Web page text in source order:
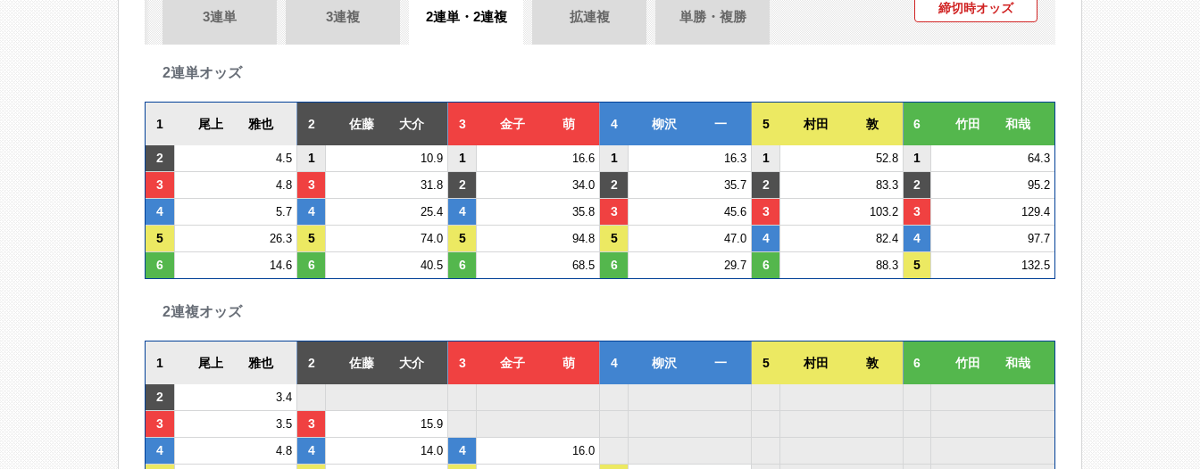
3連単 3連複 2連単・2連複 拡連複 単勝・複勝
締切時オッズ
2連単オッズ
1 尾上 雅也 2 佐藤 大介 3 金子 萌 4 柳沢 一 5 村田 敦 6 竹田 和哉
2 4.5 1 10.9 1 16.6 1 16.3 1 52.8 1 64.3
3 4.8 3 31.8 2 34.0 2 35.7 2 83.3 2 95.2
4 5.7 4 25.4 4 35.8 3 45.6 3 103.2 3 129.4
5 26.3 5 74.0 5 94.8 5 47.0 4 82.4 4 97.7
6 14.6 6 40.5 6 68.5 6 29.7 6 88.3 5 132.5
2連複オッズ
1 尾上 雅也 2 佐藤 大介 3 金子 萌 4 柳沢 一 5 村田 敦 6 竹田 和哉
2 3.4
3 3.5 3 15.9
4 4.8 4 14.0 4 16.0